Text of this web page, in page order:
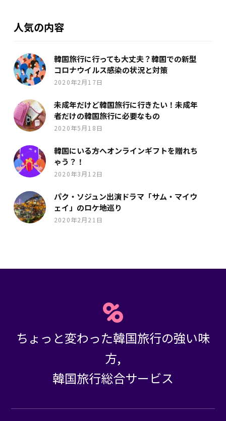
人気の内容
韓国旅行に行っても大丈夫？韓国での新型
コロナウイルス感染の状況と対策
2020年2月17日
未成年だけど韓国旅行に行きたい！未成年
者だけの韓国旅行に必要なもの
2020年5月18日
韓国にいる方へオンラインギフトを贈れち
ゃう？！
2020年3月12日
パク・ソジュン出演ドラマ「サム・マイウ
ェイ」のロケ地巡り
2020年2月21日
ちょっと変わった韓国旅行の強い味
方,
韓国旅行総合サービス